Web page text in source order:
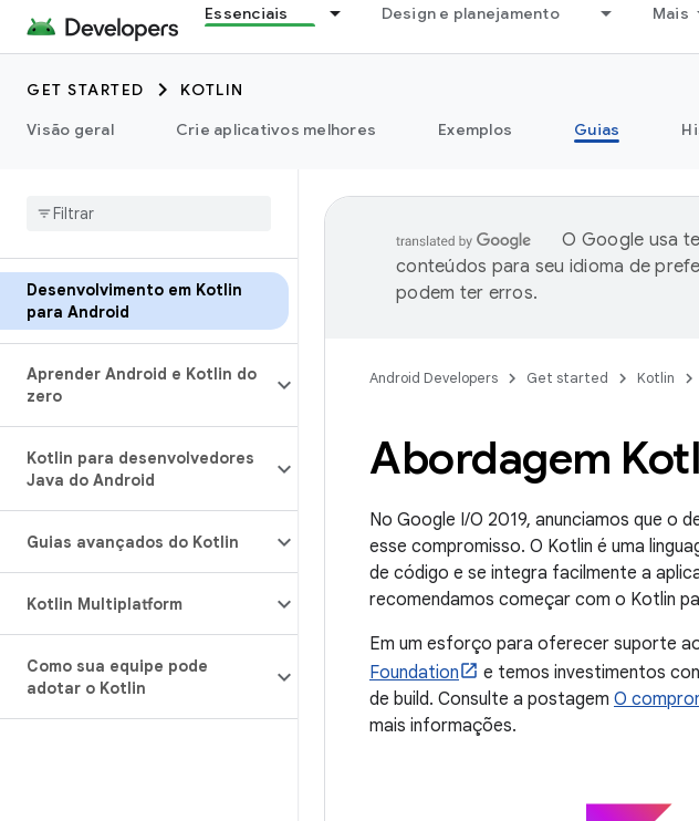
Essenciais Design e planejamento Mais
GET STARTED
KOTLIN
Visão geral
Crie aplicativos melhores Exemplos Guias
Desenvolvimento em Kotlin
para Android
Aprender Android e Kotlin do
zero
Kotlin para desenvolvedores
Java do Android
Guias avançados do Kotlin
Kotlin Multiplatform
Como sua equipe pode
adotar o Kotlin
O Google usa
conteúdos para seu idioma de
podem ter erros.
Android Developers Get started Kotlin
Abordagem
No Google I/O 2019, anunciamos que o
esse compromisso. O Kotlin é uma
de código e se integra facilmente a
recomendamos começar com o Kotlin
Em um esforço para oferecer suporte
Foundation
e temos investimentos
de build. Consulte a postagem O
mais informações.